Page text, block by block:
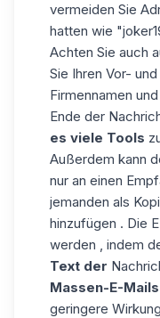
vermeiden Sie
hatten wie
Achten Sie auch
Sie Ihren Vor-
Firmennamen
Ende der
es viele Tools
Außerdem kann
nur an einen
jemanden als
hinzufügen . Die
werden , indem
Text der
Massen-E-Mails
geringere